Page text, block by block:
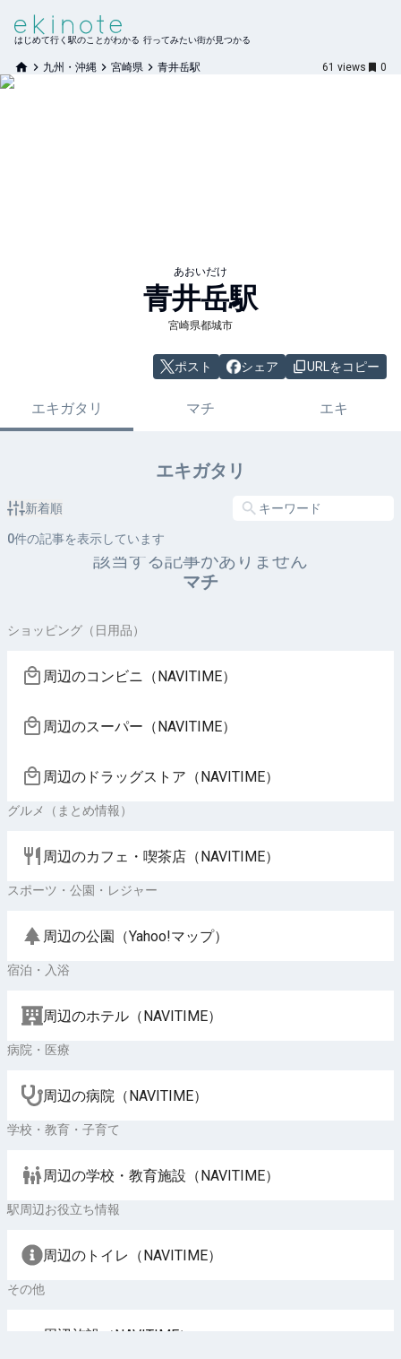
はじめて行く駅のことがわかる 行ってみたい街が見つかる
九州・沖縄 宮崎県 青井岳駅 61 views 0
あおいだけ
青井岳駅
宮崎県都城市
ポスト シェア URLをコピー
エキガタリ マチ エキ
エキガタリ
新着順
0件の記事を表示しています
該当する記事がありません
マチ
ショッピング（日用品）
周辺のコンビニ（NAVITIME）
周辺のスーパー（NAVITIME）
周辺のドラッグストア（NAVITIME）
グルメ（まとめ情報）
周辺のカフェ・喫茶店（NAVITIME）
スポーツ・公園・レジャー
周辺の公園（Yahoo!マップ）
宿泊・入浴
周辺のホテル（NAVITIME）
病院・医療
周辺の病院（NAVITIME）
学校・教育・子育て
周辺の学校・教育施設（NAVITIME）
駅周辺お役立ち情報
周辺のトイレ（NAVITIME）
その他
周辺施設（NAVITIME）